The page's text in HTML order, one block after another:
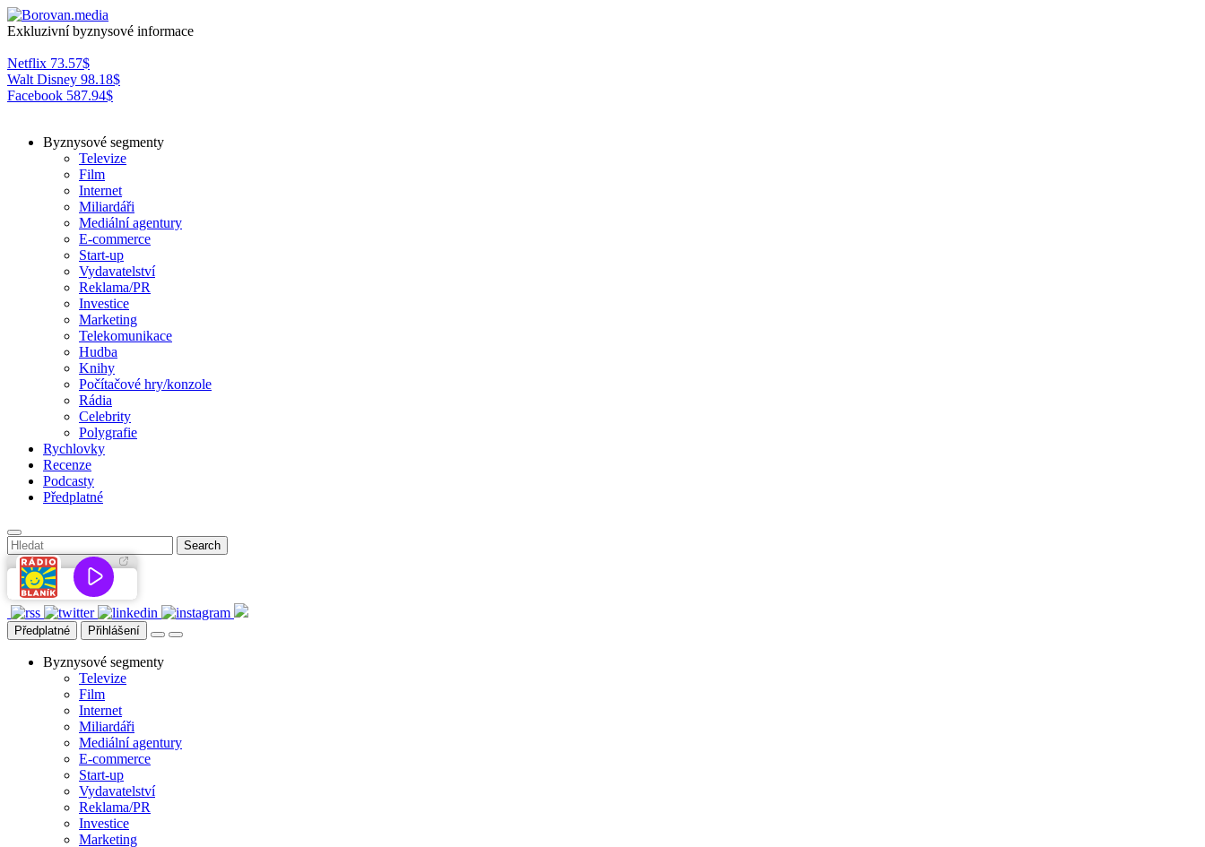
Exkluzivní byznysové informace
Netflix 73.57$
Walt Disney 98.18$
Facebook 587.94$
Byznysové segmenty
Televize
Film
Internet
Miliardáři
Mediální agentury
E-commerce
Start-up
Vydavatelství
Reklama/PR
Investice
Marketing
Telekomunikace
Hudba
Knihy
Počítačové hry/konzole
Rádia
Celebrity
Polygrafie
Rychlovky
Recenze
Podcasty
Předplatné
Předplatné Přihlášení
Byznysové segmenty
Televize
Film
Internet
Miliardáři
Mediální agentury
E-commerce
Start-up
Vydavatelství
Reklama/PR
Investice
Marketing